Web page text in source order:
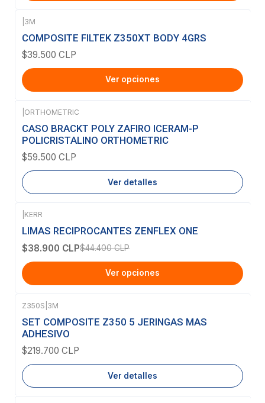
3M
COMPOSITE FILTEK Z350XT BODY 4GRS
$39.500 CLP
Ver opciones
Agotado
ORTHOMETRIC
CASO BRACKT POLY ZAFIRO ICERAM-P
POLICRISTALINO ORTHOMETRIC
$59.500 CLP
Ver detalles
-12%OFF
KERR
LIMAS RECIPROCANTES ZENFLEX ONE
$38.900 CLP$44.400 CLP
Ver opciones
Agotado
Z350S 3M
SET COMPOSITE Z350 5 JERINGAS MAS
ADHESIVO
$219.700 CLP
Ver detalles